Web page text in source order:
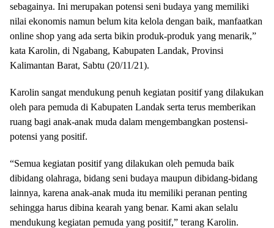
sebagainya. Ini merupakan potensi seni budaya yang memiliki
nilai ekonomis namun belum kita kelola dengan baik, manfaatkan
online shop yang ada serta bikin produk-produk yang menarik,”
kata Karolin, di Ngabang, Kabupaten Landak, Provinsi
Kalimantan Barat, Sabtu (20/11/21).
Karolin sangat mendukung penuh kegiatan positif yang dilakukan
oleh para pemuda di Kabupaten Landak serta terus memberikan
ruang bagi anak-anak muda dalam mengembangkan postensi-
potensi yang positif.
“Semua kegiatan positif yang dilakukan oleh pemuda baik
dibidang olahraga, bidang seni budaya maupun dibidang-bidang
lainnya, karena anak-anak muda itu memiliki peranan penting
sehingga harus dibina kearah yang benar. Kami akan selalu
mendukung kegiatan pemuda yang positif,” terang Karolin.